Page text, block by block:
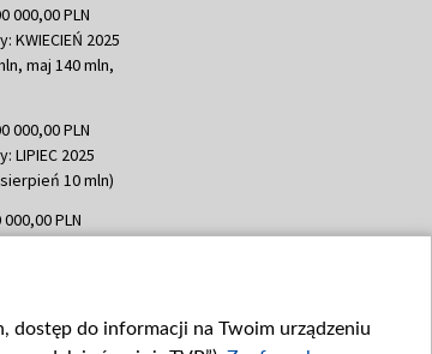
000,00 PLN
KWIECIEŃ 2025
maj 140 mln,
000,00 PLN
LIPIEC 2025
10 mln)
PLN
WRZESIEŃ 2025
dostęp do informacji na Twoim urządzeniu